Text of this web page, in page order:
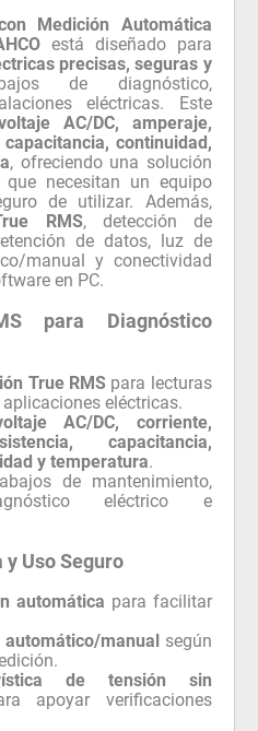
Medición Automática
está diseñado para
precisas, seguras y
de diagnóstico,
eléctricas. Este
AC/DC, amperaje,
continuidad,
, ofreciendo una solución
necesitan un equipo
de utilizar. Además,
RMS, detección de
de datos, luz de
manual y conectividad
en PC.
para Diagnóstico
True RMSpara lecturas
eléctricas.
AC/DC, corriente,
capacitancia,
y temperatura.
de mantenimiento,
eléctrico e
Uso Seguro
automática para facilitar
automático/manualsegún
de tensión sin
apoyar verificaciones